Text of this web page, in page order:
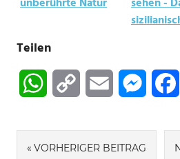
unberührte Natur
sehen -
Teilen
WhatsAppCopy
Email
Beitragsnavigation
VORHERIGER BEITRAG